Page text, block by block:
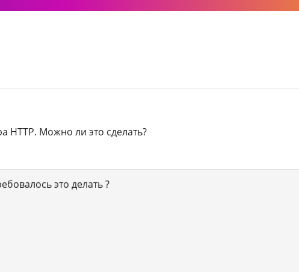
HTTP. Можно ли это сделать?
это делать ?